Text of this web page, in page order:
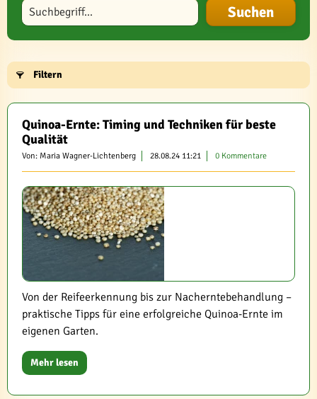
Blog durchsuchen
Filtern
Quinoa-Ernte: Timing und Techniken für beste
Qualität
Von: Maria Wagner-Lichtenberg 28.08.24 11:21 0 Kommentare
Von der Reifeerkennung bis zur Nacherntebehandlung –
praktische Tipps für eine erfolgreiche Quinoa-Ernte im
eigenen Garten.
Mehr lesen